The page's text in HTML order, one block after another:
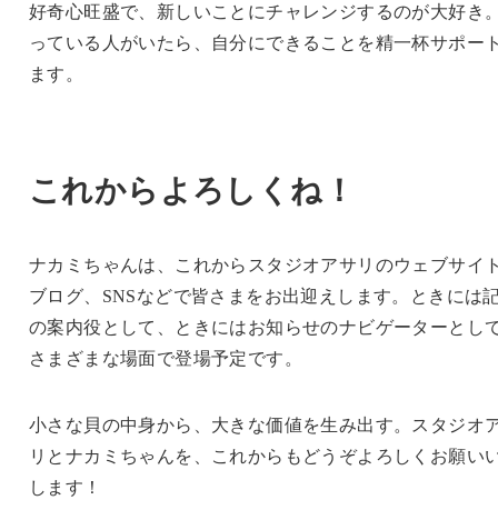
好奇心旺盛で、新しいことにチャレンジするのが大好き
っている人がいたら、自分にできることを精一杯サポー
ます。
これからよろしくね！
ナカミちゃんは、これからスタジオアサリのウェブサイ
ブログ、SNSなどで皆さまをお出迎えします。ときには
の案内役として、ときにはお知らせのナビゲーターとし
さまざまな場面で登場予定です。
小さな貝の中身から、大きな価値を生み出す。スタジオ
リとナカミちゃんを、これからもどうぞよろしくお願い
します！